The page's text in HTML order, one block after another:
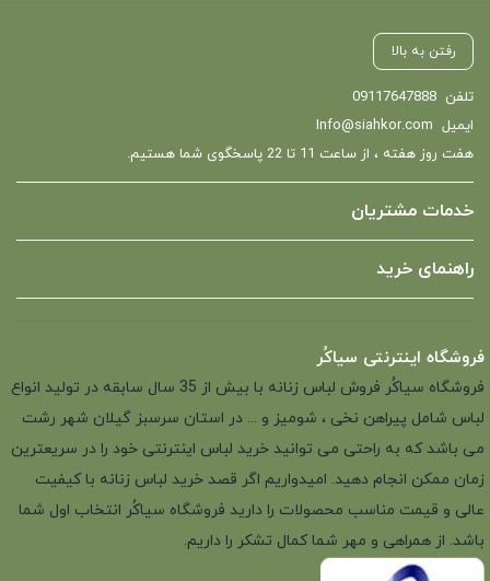
رفتن به بالا
تلفن 09117647888
ایمیل Info@siahkor.com
هفت روز هفته ، از ساعت 11 تا 22 پاسخگوی شما هستیم.
خدمات مشتریان
راهنمای خرید
فروشگاه اینترنتی سیاکُر
فروشگاه سیاکُر فروش لباس زنانه با بیش از 35 سال سابقه در تولید انواع
لباس شامل پیراهن نخی ، شومیز و ... در استان سرسبز گیلان شهر رشت
می باشد که به راحتی می توانید خرید لباس اینترنتی خود را در سریعترین
زمان ممکن انجام دهید. امیدواریم اگر قصد خرید لباس زنانه با کیفیت
عالی و قیمت مناسب محصولات را دارید فروشگاه سیاکُر انتخاب اول شما
باشد. از همراهی و مهر شما کمال تشکر را داریم.